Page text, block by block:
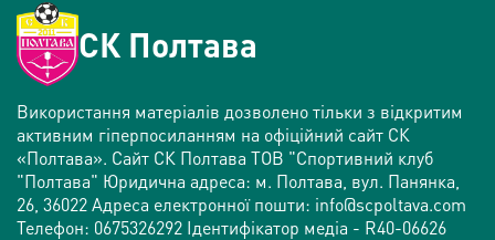
СК Полтава
Використання матеріалів дозволено тільки з відкритим
активним гіперпосиланням на офіційний сайт СК
«Полтава». Сайт СК Полтава ТОВ "Спортивний клуб
"Полтава" Юридична адреса: м. Полтава, вул. Панянка,
26, 36022 Адреса електронної пошти: info@scpoltava.com
Телефон: 0675326292 Ідентифікатор медіа - R40-06626